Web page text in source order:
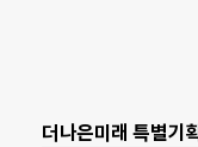
더나은미래 특별기